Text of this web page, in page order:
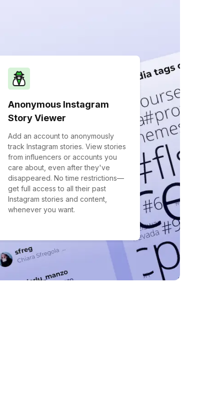
Anonymous Instagram
Story Viewer
Add an account to anonymously
track Instagram stories. View stories
from influencers or accounts you
care about, even after they've
disappeared. No time restrictions—
get full access to all their past
Instagram stories and content,
whenever you want.